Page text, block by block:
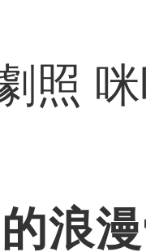
照
浪